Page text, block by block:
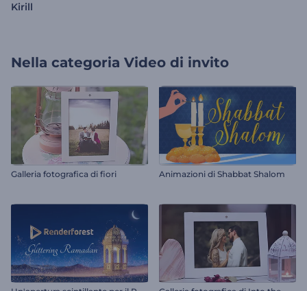
Kirill
Nella categoria Video di invito
Galleria fotografica di fiori Animazioni di Shabbat Shalom